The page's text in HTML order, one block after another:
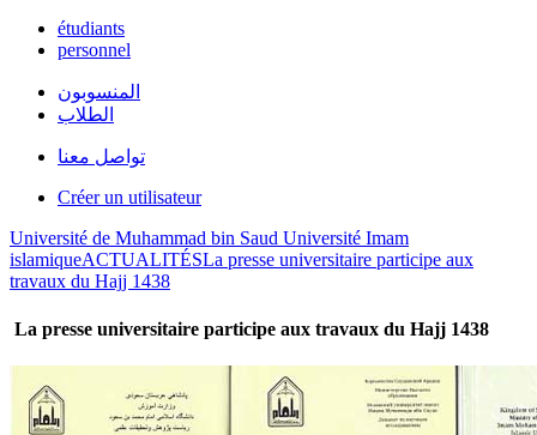
étudiants
personnel
المنسوبون
الطلاب
تواصل معنا
Créer un utilisateur
Université de Muhammad bin Saud Université Imam
islamiqueACTUALITÉSLa presse universitaire participe aux
travaux du Hajj 1438
La presse universitaire participe aux travaux du Hajj 1438